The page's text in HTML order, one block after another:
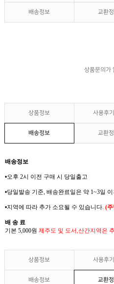
배송정보 교환
상품문의가
상품정보 사용후기
배송정보 교환
배송정보
•오후 2시 이전 구매 시 당일출고
•당일발송 기준, 배송완료일은 약 1~3일
•지역에 따라 추가 소요될 수 있습니다. (
배 송 료
기본 5,000원 제주도 및 도서,산간지역은
상품정보 사용후기
배송정보 교환